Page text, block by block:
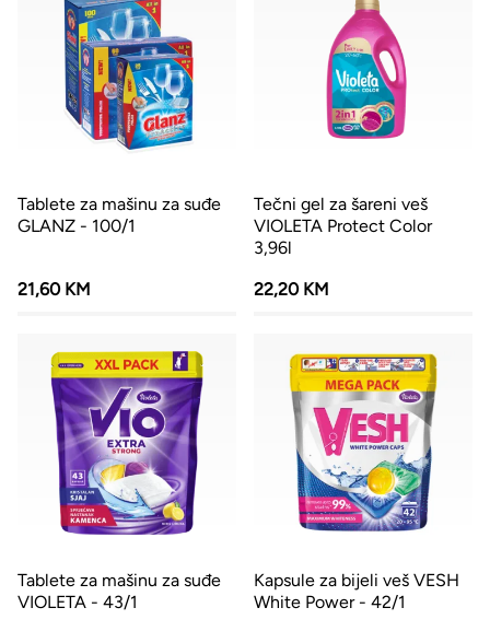
Tablete za mašinu za suđe
GLANZ - 100/1
21,60 KM
Tečni gel za šareni veš
VIOLETA Protect Color
3,96l
22,20 KM
Tablete za mašinu za suđe
VIOLETA - 43/1
Kapsule za bijeli veš VESH
White Power - 42/1